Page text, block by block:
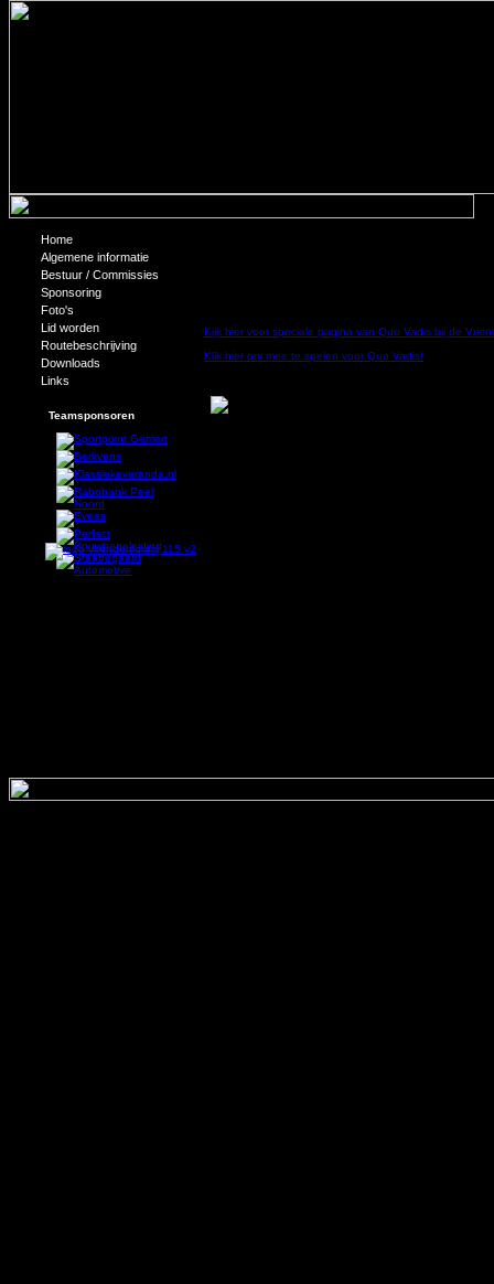
Home
Algemene informatie
Bestuur / Commissies
Sponsoring
Foto's
Lid worden
Routebeschrijving
Downloads
Links
Teamsponsoren
Kijk hier voor speciale pagina van Quo Vadis bij de
Klik hier om mee te spelen voor Quo Vadis!